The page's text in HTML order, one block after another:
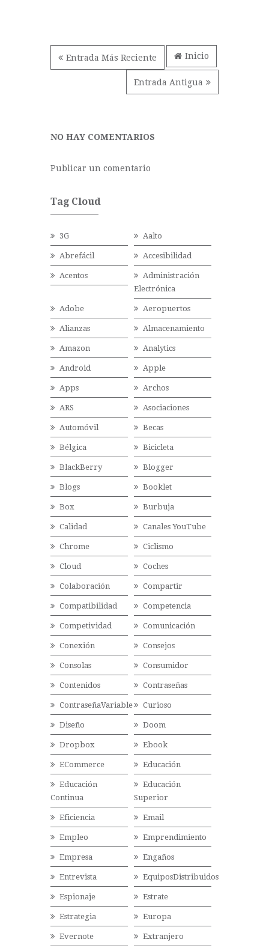
Entrada Más Reciente
Entrada Antigua
Inicio
NO HAY COMENTARIOS
Publicar un comentario
Tag Cloud
3G Aalto
Abrefácil Accesibilidad
Acentos
Administración
Electrónica
Adobe Aeropuertos
Alianzas Almacenamiento
Amazon Analytics
Android Apple
Apps Archos
ARS Asociaciones
Automóvil Becas
Bélgica Bicicleta
BlackBerry Blogger
Blogs Booklet
Box Burbuja
Calidad Canales YouTube
Chrome Ciclismo
Cloud Coches
Colaboración Compartir
Compatibilidad Competencia
Competividad Comunicación
Conexión Consejos
Consolas Consumidor
Contenidos Contraseñas
ContraseñaVariable Curioso
Diseño Doom
Dropbox Ebook
ECommerce Educación
Educación
Continua
Educación
Superior
Eficiencia Email
Empleo Emprendimiento
Empresa Engaños
Entrevista EquiposDistribuidos
Espionaje Estrate
Estrategia Europa
Evernote Extranjero